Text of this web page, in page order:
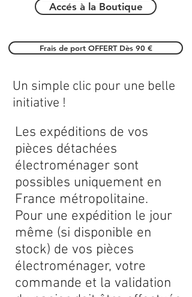
Accés à la Boutique
Frais de port OFFERT Dès 90 €
Les expéditions de vos
pièces détachées
électroménager sont
possibles uniquement en
France métropolitaine.
Pour une expédition le jour
même (si disponible en
stock) de vos pièces
électroménager, votre
commande et la validation
Un simple clic pour une belle
initiative !